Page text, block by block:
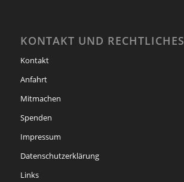
KONTAKT UND RECHTLICHES
Kontakt
Anfahrt
Mitmachen
Spenden
Impressum
Datenschutzerklärung
Links